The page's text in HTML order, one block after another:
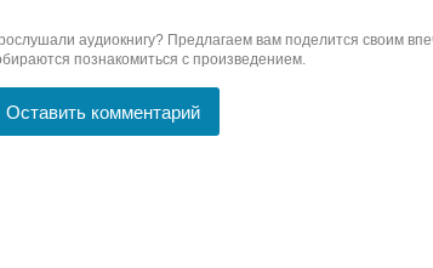
аудиокнигу? Предлагаем вам поделится своим
познакомиться с произведением.
Оставить комментарий